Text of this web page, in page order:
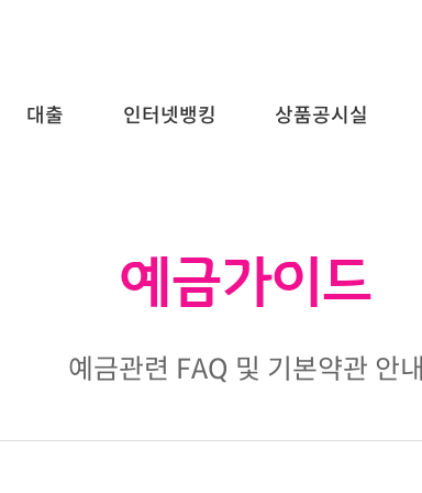
대출 인터넷뱅킹 상품공시실
예금가이드
예금관련 FAQ 및 기본약관 안내